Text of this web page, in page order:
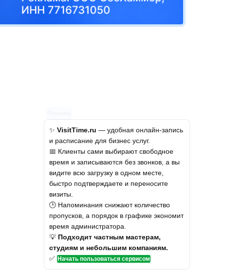
✨ VisitTime.ru — удобная онлайн-запись
и расписание для бизнес услуг.
📅 Клиенты сами выбирают свободное
время и записываются без звонков, а вы
видите всю загрузку в одном месте,
быстро подтверждаете и переносите
визиты.
🕒 Напоминания снижают количество
пропусков, а порядок в графике экономит
время администратора.
💡 Подходит частным мастерам,
студиям и небольшим компаниям.
✅ Начать пользоваться сервисом